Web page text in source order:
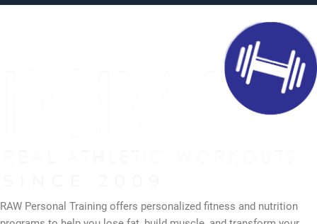
RAW Personal Training offers personalized fitness and nutrition